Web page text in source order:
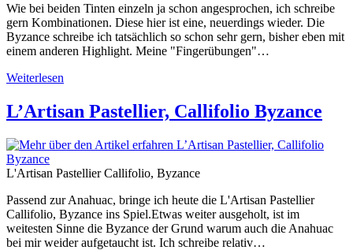
Wie bei beiden Tinten einzeln ja schon angesprochen, ich schreibe
gern Kombinationen. Diese hier ist eine, neuerdings wieder. Die
Byzance schreibe ich tatsächlich so schon sehr gern, bisher eben mit
einem anderen Highlight. Meine "Fingerübungen"…
Weiterlesen
L’Artisan Pastellier, Callifolio Byzance
L'Artisan Pastellier Callifolio, Byzance
Passend zur Anahuac, bringe ich heute die L'Artisan Pastellier
Callifolio, Byzance ins Spiel.Etwas weiter ausgeholt, ist im
weitesten Sinne die Byzance der Grund warum auch die Anahuac
bei mir weider aufgetaucht ist. Ich schreibe relativ…